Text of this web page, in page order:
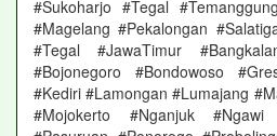
#Sukoharjo #Tegal
#Magelang #Pekalongan
#Tegal #JawaTimur
#Bojonegoro #Bondowoso
#Kediri #Lamongan #Lumajang
#Mojokerto #Nganjuk #Ngawi